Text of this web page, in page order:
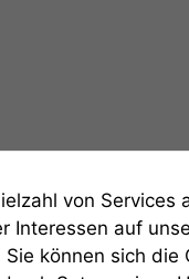
von
Interessen auf
können sich